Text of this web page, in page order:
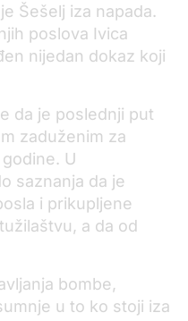
Šešelj iza napada.
poslova Ivica
nijedan dokaz koji
da je poslednji put
zaduženim za
U
saznanja da je
i prikupljene
tužilaštvu, a da od
bombe,
u to ko stoji iza